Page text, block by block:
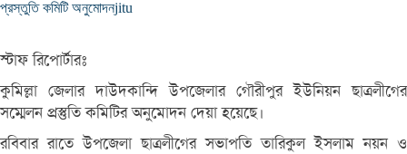
প্রস্তুতি কমিটি অনুমোদনjitu
স্টাফ রিপোর্টারঃ
কুমিল্লা জেলার দাউদকান্দি উপজেলার গৌরীপুর ইউনিয়ন ছাত্রলীগের
সম্মেলন প্রস্তুতি কমিটির অনুমোদন দেয়া হয়েছে।
রবিবার রাতে উপজেলা ছাত্রলীগের সভাপতি তারিকুল ইসলাম নয়ন ও